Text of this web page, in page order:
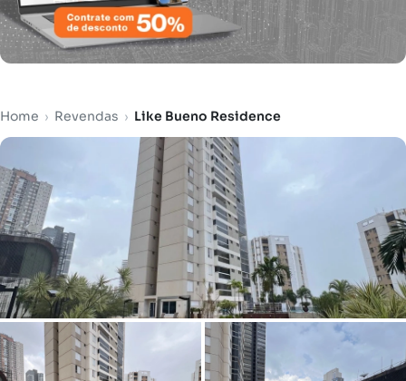
Home › Revendas › Like Bueno Residence